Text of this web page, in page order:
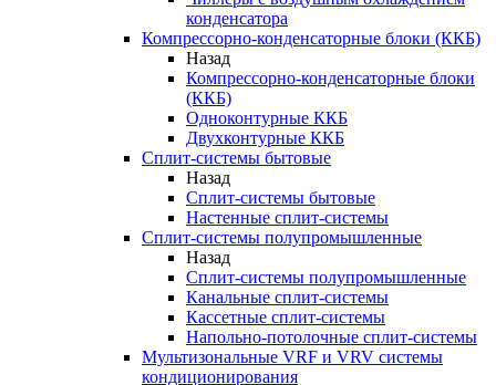
конденсатора
Компрессорно-конденсаторные блоки (ККБ)
Назад
Компрессорно-конденсаторные блоки
(ККБ)
Одноконтурные ККБ
Двухконтурные ККБ
Сплит-системы бытовые
Назад
Сплит-системы бытовые
Настенные сплит-системы
Сплит-системы полупромышленные
Назад
Сплит-системы полупромышленные
Канальные сплит-системы
Кассетные сплит-системы
Напольно-потолочные сплит-системы
Мультизональные VRF и VRV системы
кондиционирования